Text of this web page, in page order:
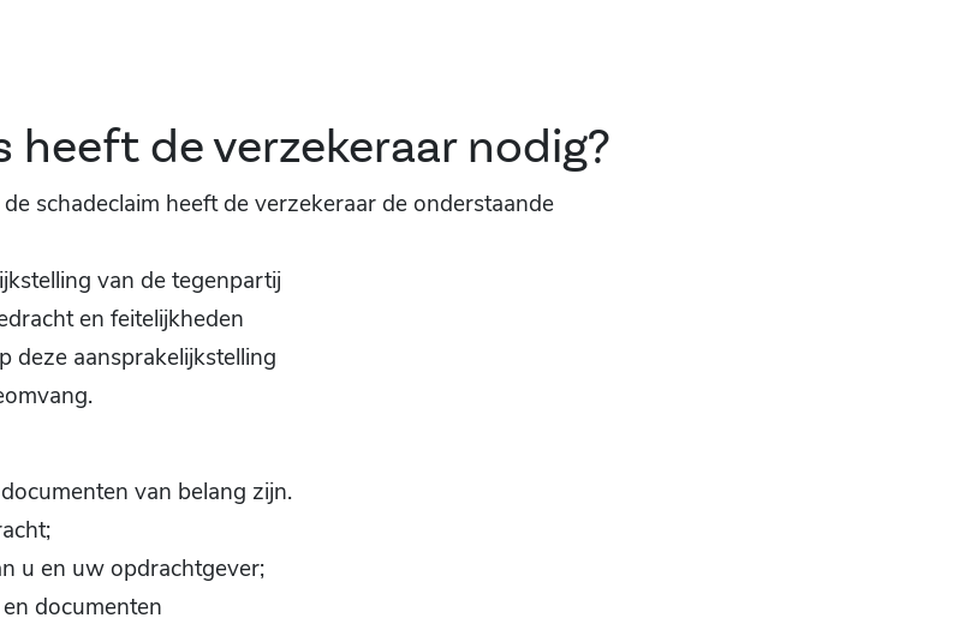
heeft de verzekeraar nodig?
schadeclaim heeft de verzekeraar de onderstaande
van de tegenpartij
en feitelijkheden
deze aansprakelijkstelling
van belang zijn.
u en uw opdrachtgever;
documenten